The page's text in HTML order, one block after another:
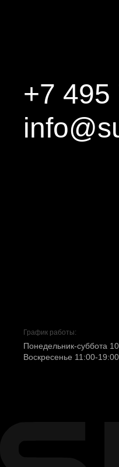
+7 495
Понедельник-суббота
Воскресенье 11:00-19:00
График работы: